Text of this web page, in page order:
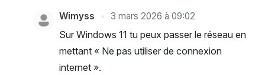
Wimyss 3 mars 2026 à 09:02
Sur Windows 11 tu peux passer le réseau en
mettant « Ne pas utiliser de connexion
internet ».